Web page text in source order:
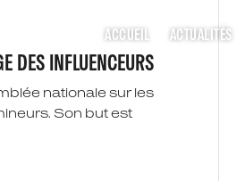
ACCUEIL ACTUALITÉS
DES INFLUENCEURS
nationale sur les
Son but est